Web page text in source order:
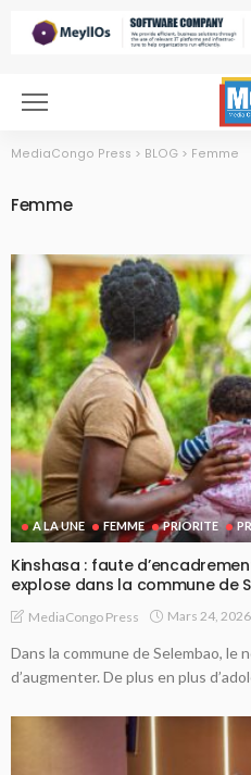
MediaCongo Press > BLOG > Femme
Femme
A LA UNE FEMME PRIORITE
Kinshasa : faute
explose dans la commune de
MediaCongo Press Mars 24, 2026
Dans la commune de Selembao, le
d’augmenter. De plus en plus